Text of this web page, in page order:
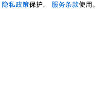
隐私政策保护， 服务条款使用。